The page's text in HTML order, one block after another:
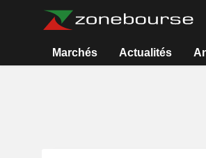
Marchés Actualités